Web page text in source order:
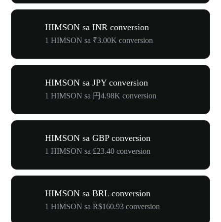
HIMSON sa INR conversion
1 HIMSON sa ₹3.00K conversion
HIMSON sa JPY conversion
1 HIMSON sa 円4.98K conversion
HIMSON sa GBP conversion
1 HIMSON sa £23.40 conversion
HIMSON sa BRL conversion
1 HIMSON sa R$160.93 conversion